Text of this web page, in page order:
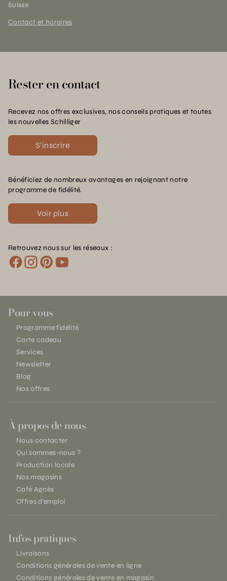
Suisse
Contact et horaires
Rester en contact
Recevez nos offres exclusives, nos conseils pratiques et toutes
les nouvelles Schilliger
S'inscrire
Bénéficiez de nombreux avantages en rejoignant notre
programme de fidélité.
Voir plus
Retrouvez nous sur les réseaux :
Pour vous
Programme fidélité
Carte cadeau
Services
Newsletter
Blog
Nos offres
À propos de nous
Nous contacter
Qui sommes-nous ?
Production locale
Nos magasins
Café Agnès
Offres d'emploi
Infos pratiques
Livraisons
Conditions générales de vente en ligne
Conditions générales de vente en magasin